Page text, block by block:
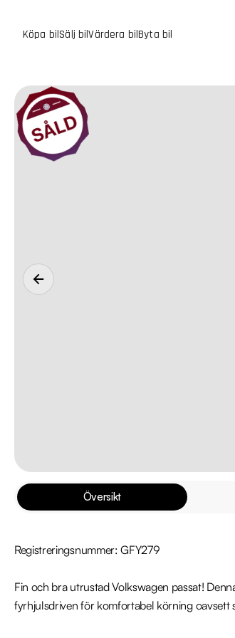
Köpa bilSälj bilVärdera bilByta bil
Översikt
Registreringsnummer: GFY279
Fin och bra utrustad Volkswagen passat!
fyrhjulsdriven för komfortabel körning oavsett